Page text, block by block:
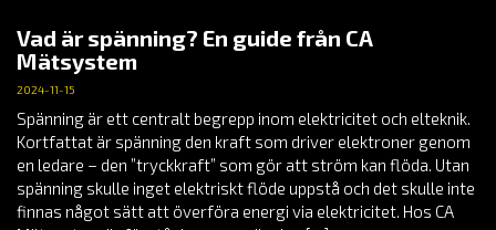
Vad är spänning? En guide från CA
Mätsystem
2024-11-15
Spänning är ett centralt begrepp inom elektricitet och elteknik.
Kortfattat är spänning den kraft som driver elektroner genom
en ledare – den ”tryckkraft” som gör att ström kan flöda. Utan
spänning skulle inget elektriskt flöde uppstå och det skulle inte
finnas något sätt att överföra energi via elektricitet. Hos CA